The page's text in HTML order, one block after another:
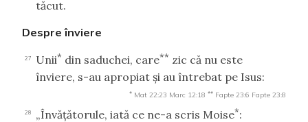
tăcut.
Despre înviere
27 Unii* din saduchei, care** zic că nu este
înviere, s-au apropiat şi au întrebat pe Isus:
* Mat 22:23 Marc 12:18 ** Fapte 23:6 Fapte 23:8
28 „Învăţătorule, iată ce ne-a scris Moise*: